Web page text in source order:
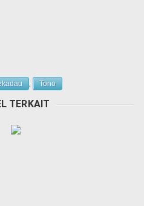
, Tono
TERKAIT